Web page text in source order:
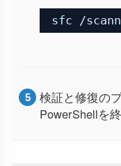
sfc /
検証と修復の
PowerShellを